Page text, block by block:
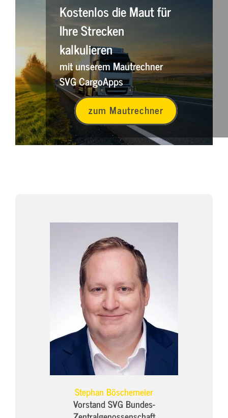
Kostenlos die Maut für
Ihre Strecken
kalkulieren
mit unserem Mautrechner
SVG CargoApps
zum Mautrechner
Stephan Böschemeier
Vorstand SVG Bundes-